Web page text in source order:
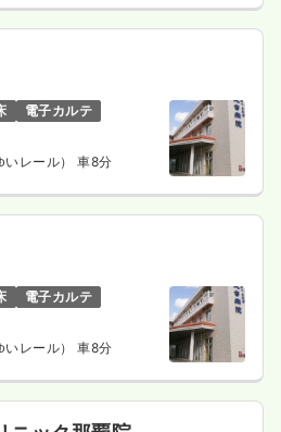
電子カルテ
いレール） 車8分
電子カルテ
いレール） 車8分